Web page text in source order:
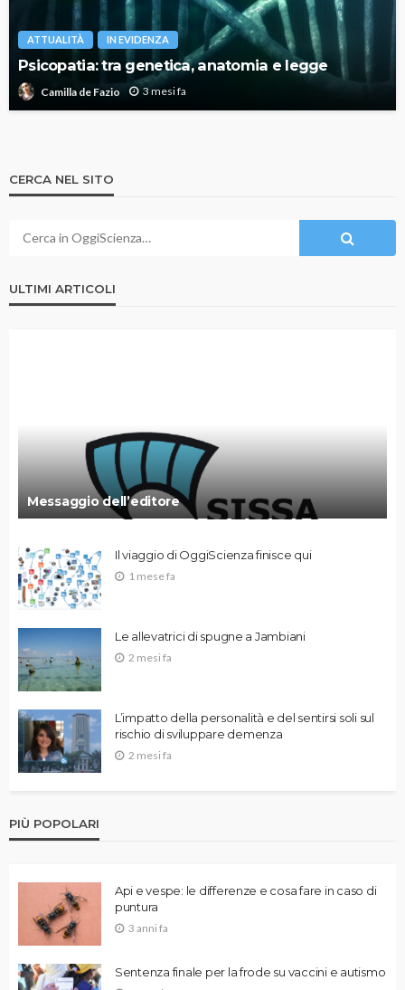
ATTUALITÀ IN EVIDENZA
Psicopatia: tra genetica, anatomia e legge
Camilla de Fazio 3 mesi fa
CERCA NEL SITO
ULTIMI ARTICOLI
Messaggio dell’editore
Il viaggio di OggiScienza finisce qui
1 mese fa
Le allevatrici di spugne a Jambiani
2 mesi fa
L’impatto della personalità e del sentirsi soli sul
rischio di sviluppare demenza
2 mesi fa
PIÙ POPOLARI
Api e vespe: le differenze e cosa fare in caso di
puntura
3 anni fa
Sentenza finale per la frode su vaccini e autismo